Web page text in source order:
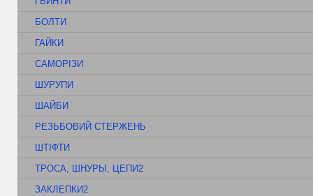
БОЛТИ
ГАЙКИ
САМОРІЗИ
ШУРУПИ
ШАЙБИ
РЕЗЬБОВИЙ СТЕРЖЕНЬ
ШТІФТИ
ТРОСА, ШНУРЫ, ЦЕПИ2
ЗАКЛЕПКИ2